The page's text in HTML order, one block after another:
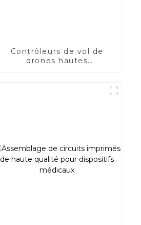
Contrôleurs de vol de
drones hautes